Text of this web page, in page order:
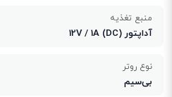
منبع تغذیه
آداپتور 12V / 1A (DC)
نوع روتر
بی‌سیم